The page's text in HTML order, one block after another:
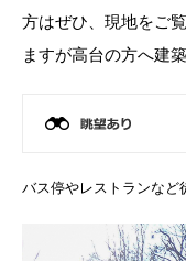
方はぜひ、現地をご
ますが高台の方へ建
バス停やレストランなど